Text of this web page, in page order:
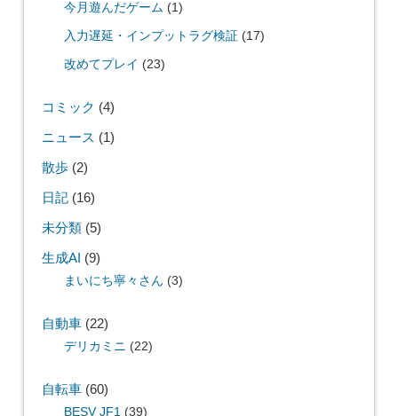
今月遊んだゲーム (1)
入力遅延・インプットラグ検証 (17)
改めてプレイ (23)
コミック (4)
ニュース (1)
散歩(2)
日記(16)
未分類(5)
生成AI (9)
まいにち寧々さん (3)
自動車(22)
デリカミニ (22)
自転車(60)
BESV JF1(39)